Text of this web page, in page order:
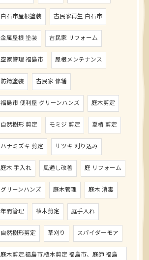
白石市屋根塗装 古民家再生 白石市
金属屋根 塗装 古民家 リフォーム
空家管理 福島市 屋根メンテナンス
防錆塗装 古民家 修繕
福島市 便利屋 グリーンハンズ 庭木剪定
自然樹形 剪定 モミジ 剪定 夏椿 剪定
ハナミズキ 剪定 サツキ 刈り込み
庭木 手入れ 風通し改善 庭 リフォーム
グリーンハンズ 庭木管理 庭木 消毒
年間管理 植木剪定 庭手入れ
自然樹形剪定 草刈り スパイダーモア
庭木剪定.福島市.植木剪定 福島市、庭師 福島